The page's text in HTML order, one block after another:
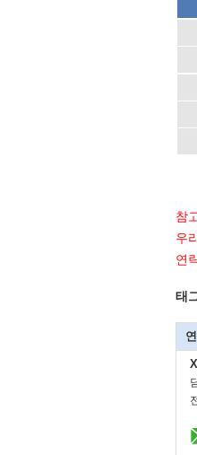
참
우
연
태